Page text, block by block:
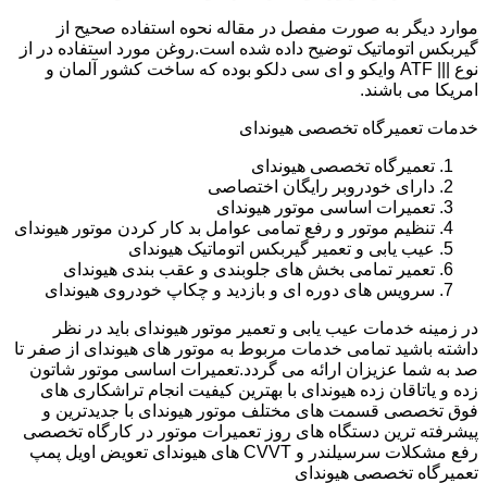
موارد دیگر به صورت مفصل در مقاله نحوه استفاده صحیح از
گیربکس اتوماتیک توضیح داده شده است.روغن مورد استفاده در از
نوع ||| ATF وایکو و ای سی دلکو بوده که ساخت کشور آلمان و
امریکا می باشند.
خدمات تعمیرگاه تخصصی هیوندای
تعمیرگاه تخصصی هیوندای
دارای خودروبر رایگان اختصاصی
تعمیرات اساسی موتور هیوندای
تنظیم موتور و رفع تمامی عوامل بد کار کردن موتور هیوندای
عیب یابی و تعمیر گیربکس اتوماتیک هیوندای
تعمیر تمامی بخش های جلوبندی و عقب بندی هیوندای
سرویس های دوره ای و بازدید و چکاپ خودروی هیوندای
در زمینه خدمات عیب یابی و تعمیر موتور هیوندای باید در نظر
داشته باشید تمامی خدمات مربوط به موتور های هیوندای از صفر تا
صد به شما عزیزان ارائه می گردد.تعمیرات اساسی موتور شاتون
زده و یاتاقان زده هیوندای با بهترین کیفیت انجام تراشکاری های
فوق تخصصی قسمت های مختلف موتور هیوندای با جدیدترین و
پیشرفته ترین دستگاه های روز تعمیرات موتور در کارگاه تخصصی
رفع مشکلات سرسیلندر و CVVT های هیوندای تعویض اویل پمپ
تعمیرگاه تخصصی هیوندای